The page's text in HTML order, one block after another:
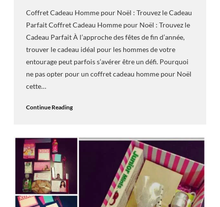
Coffret Cadeau Homme pour Noël : Trouvez le Cadeau
Parfait Coffret Cadeau Homme pour Noël : Trouvez le
Cadeau Parfait À l’approche des fêtes de fin d’année,
trouver le cadeau idéal pour les hommes de votre
entourage peut parfois s’avérer être un défi. Pourquoi
ne pas opter pour un coffret cadeau homme pour Noël
cette…
Continue Reading